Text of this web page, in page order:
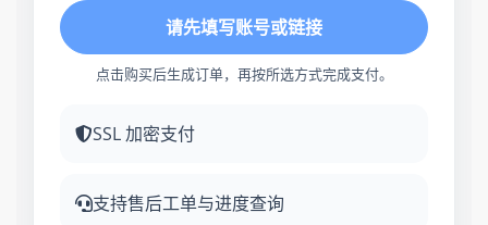
请先填写账号或链接
点击购买后生成订单，再按所选方式完成支付。
SSL 加密支付
支持售后工单与进度查询